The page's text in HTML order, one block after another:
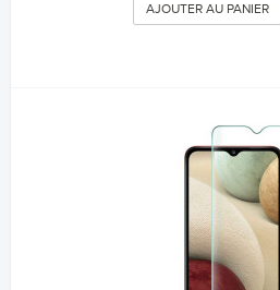
AJOUTER AU PANIER